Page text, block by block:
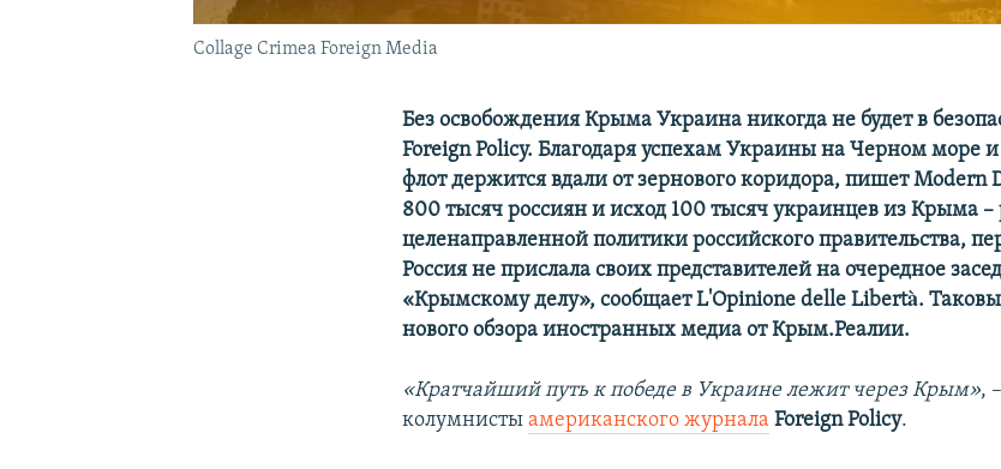
Collage Crimea Foreign Media
Без освобождения Крыма Украина никогда не будет в
Foreign Policy. Благодаря успехам Украины на Черном море
флот держится вдали от зернового коридора, пишет Modern
800 тысяч россиян и исход 100 тысяч украинцев из Крыма –
целенаправленной политики российского правительства,
Россия не прислала своих представителей на очередное
«Крымскому делу», сообщает L'Opinione delle Libertà.
нового обзора иностранных медиа от Крым.Реалии.
«Кратчайший путь к победе в Украине лежит через Крым»,
колумнистыамериканского журнала Foreign Policy.